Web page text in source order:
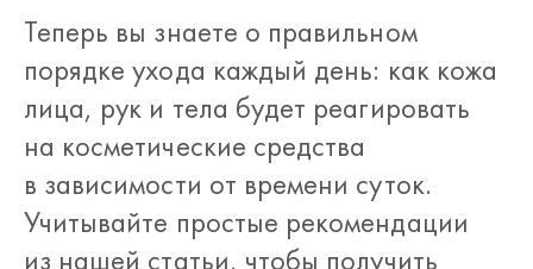
Теперь вы знаете о правильном
порядке ухода каждый день: как кожа
лица, рук и тела будет реагировать
на косметические средства
в зависимости от времени суток.
Учитывайте простые рекомендации
из нашей статьи, чтобы получить